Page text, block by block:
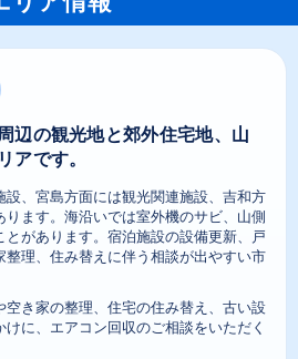
辺の観光地と郊外住宅地、山
アです。
、宮島方面には観光関連施設、吉和方
ます。海沿いでは室外機のサビ、山側
があります。宿泊施設の設備更新、戸
理、住み替えに伴う相談が出やすい市
き家の整理、住宅の住み替え、古い設
に、エアコン回収のご相談をいただく